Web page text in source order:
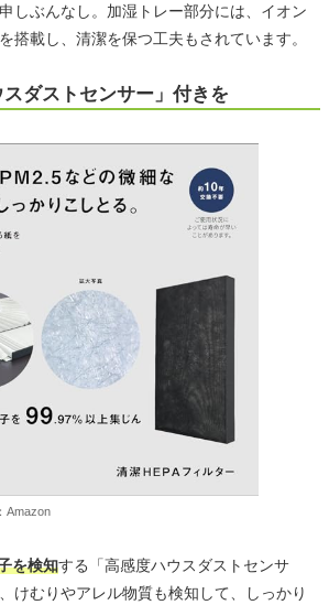
しぶんなし。加湿トレー部分には、イオン
搭載し、清潔を保つ工夫もされています。
スダストセンサー」付きを
Amazon
を検知する「高感度ハウスダストセンサ
けむりやアレル物質も検知して、しっかり